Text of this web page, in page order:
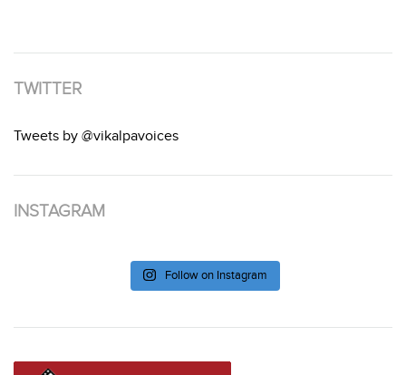
TWITTER
Tweets by @vikalpavoices
INSTAGRAM
Follow on Instagram